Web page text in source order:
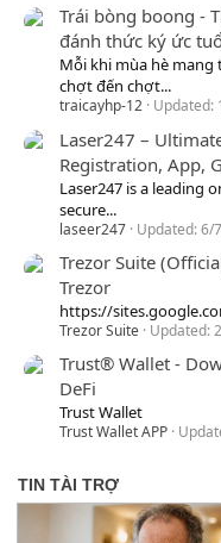
Trái bòng boong -
đánh thức ký ức
Mỗi khi mùa hè mang
chợt đến chợt...
traicayhp-12 Updated:
Laser247 –
Registration, App,
Laser247 is a leading
secure...
laseer247 Updated:6/
Trezor Suite
Trezor
https://
Trezor Suite Updated:
Trust® Wallet -
DeFi
Trust Wallet
Trust Wallet APP